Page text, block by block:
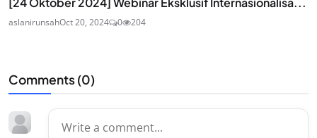
aslanirunsahOct 20, 2024 0 204
Comments (0)